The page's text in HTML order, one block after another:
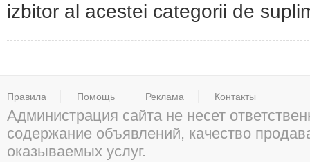
izbitor al acestei categorii de
Правила Помощь Реклама Контакты
Администрация сайта не несет
содержание объявлений, качество
оказываемых услуг.